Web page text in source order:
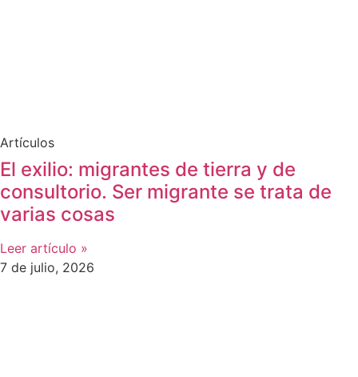
Artículos
El exilio: migrantes de tierra y de
consultorio. Ser migrante se trata de
varias cosas
Leer artículo »
7 de julio, 2026